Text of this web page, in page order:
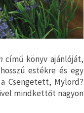
című könyv ajánlóját,
estékre és egy
Csengetett, Mylord?
mindkettőt nagyon